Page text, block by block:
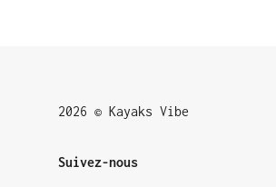
2026 © Kayaks Vibe
Suivez-nous